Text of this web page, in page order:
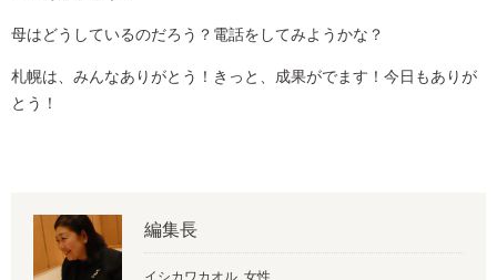
母はどうしているのだろう？電話をしてみようかな？
札幌は、みんなありがとう！きっと、成果がでます！今日もありが
とう！
編集長
イシカワカオル 女性